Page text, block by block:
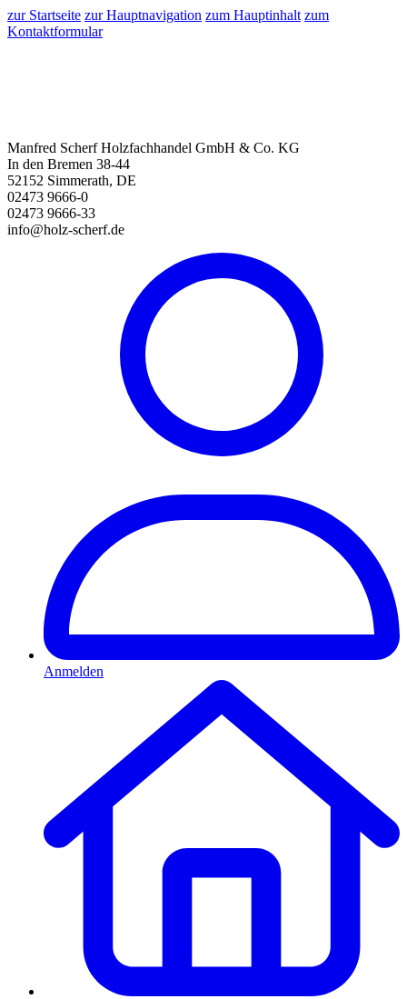
zur Startseite zur Hauptnavigation zum Hauptinhalt zum
Kontaktformular
Manfred Scherf Holzfachhandel GmbH & Co. KG
In den Bremen 38-44
52152 Simmerath, DE
02473 9666-0
02473 9666-33
info@holz-scherf.de
Anmelden